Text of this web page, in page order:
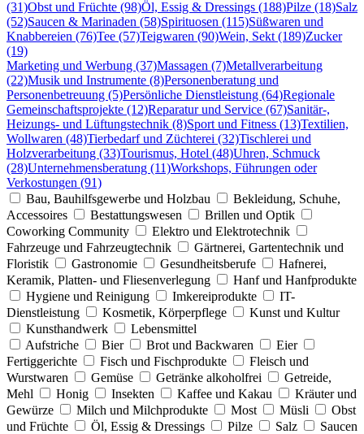
(31)Obst und Früchte (98)Öl, Essig & Dressings (188)Pilze (18)Salz
(52)Saucen & Marinaden (58)Spirituosen (115)Süßwaren und
Knabbereien (76)Tee (57)Teigwaren (90)Wein, Sekt (189)Zucker
(19)
Marketing und Werbung (37)Massagen (7)Metallverarbeitung
(22)Musik und Instrumente (8)Personenberatung und
Personenbetreuung (5)Persönliche Dienstleistung (64)Regionale
Gemeinschaftsprojekte (12)Reparatur und Service (67)Sanitär-,
Heizungs- und Lüftungstechnik (8)Sport und Fitness (13)Textilien,
Wollwaren (48)Tierbedarf und Züchterei (32)Tischlerei und
Holzverarbeitung (33)Tourismus, Hotel (48)Uhren, Schmuck
(28)Unternehmensberatung (11)Workshops, Führungen oder
Verkostungen (91)
Bau, Bauhilfsgewerbe und Holzbau
Bekleidung, Schuhe,
Accessoires
Bestattungswesen
Brillen und Optik
Coworking Community
Elektro und Elektrotechnik
Fahrzeuge und Fahrzeugtechnik
Gärtnerei, Gartentechnik und
Floristik
Gastronomie Gesundheitsberufe
Hafnerei,
Keramik, Platten- und Fliesenverlegung
Hanf und Hanfprodukte
Hygiene und Reinigung
Imkereiprodukte
IT-
Dienstleistung
Kosmetik, Körperpflege
Kunst und Kultur
Kunsthandwerk
Lebensmittel
Aufstriche
Bier Brot und Backwaren
Eier
Fertiggerichte
Fisch und Fischprodukte
Fleisch und
Wurstwaren
Gemüse Getränke alkoholfrei
Getreide,
Mehl
Honig Insekten Kaffee und Kakau
Kräuter und
Gewürze
Milch und Milchprodukte Most Müsli
Obst
und Früchte
Öl, Essig & Dressings Pilze Salz
Saucen